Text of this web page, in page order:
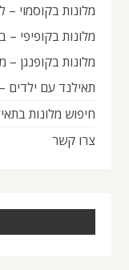
מלונות בקוסמוי
מלונות בקופיפי –
מלונות בקופנגן
תאילנד עם
חיפוש מלונות
צרו קשר